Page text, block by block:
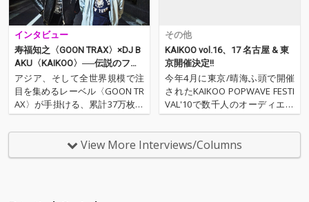
インタビュー
寿福知之〈GOON TRAX〉×DJ B
AKU〈KAIKOO〉──伝説のフェ
スティバル「KAIKOO」復活の
狼煙!
アジア、そして全世界規模で注
目を集めるレーベル〈GOON TR
AX〉が手掛ける、累計37万枚突
破の人気ヒップホップ・コン
ピ、『IN YA MELLOW TONE』最
新作がハイレゾにて到着! 今作も
Robert de BoronやStill Carava
その他
KAIKOO vol.16、17 名古屋 & 東
京開催決定!!
今年4月に東京/晴海ふ頭で開催
されたKAIKOO POPWAVE FESTI
VAL'10で数千人のオーディエン
スが熱狂した! 今回はその首謀者
であるPOPGROUPが、またもや
1年を振り返るにふさわしいメ
ンツとインディペンデントな音
View More Interviews/Columns